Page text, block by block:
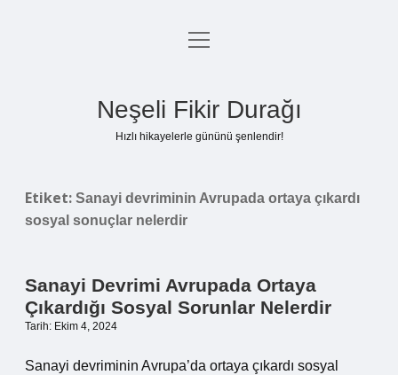
Anasayfa
menüyü
Neşeli Fikir Durağı
Hızlı hikayelerle gününü şenlendir!
Etiket: Sanayi devriminin Avrupada ortaya çıkardı
sosyal sonuçlar nelerdir
Sanayi Devrimi Avrupada Ortaya
Çıkardığı Sosyal Sorunlar Nelerdir
Tarih: Ekim 4, 2024
Sanayi devriminin Avrupa’da ortaya çıkardı sosyal